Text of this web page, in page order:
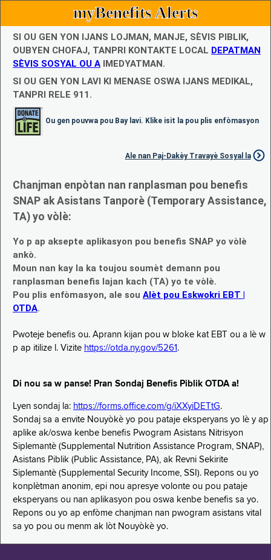
myBenefits Alerts
SI OU GEN YON IJANS LOJMAN, MANJE, SÈVIS PIBLIK,
OUBYEN CHOFAJ, TANPRI KONTAKTE LOCAL DEPATMAN
SÈVIS SOSYAL OU A IMEDYATMAN.
SI OU GEN YON LAVI KI MENASE OSWA IJANS MEDIKAL,
TANPRI RELE 911.
Ou gen pouvwa pou Bay lavi. Klike isit la pou plis enfòmasyon
Ale nan Paj-Dakèy Travayè Sosyal la
Chanjman enpòtan nan ranplasman pou benefis
SNAP ak Asistans Tanporè (Temporary Assistance,
TA) yo vòlè:
Yo p ap aksepte aplikasyon pou benefis SNAP yo vòlè
ankò.
Moun nan kay la ka toujou soumèt demann pou
ranplasman benefis lajan kach (TA) yo te vòlè.
Pou plis enfòmasyon, ale sou Alèt pou Eskwokri EBT |
OTDA.
Pwoteje benefis ou. Aprann kijan pou w bloke kat EBT ou a lè w
p ap itilize l. Vizite https://otda.ny.gov/5261 .
Di nou sa w panse! Pran Sondaj Benefis Piblik OTDA a!
Lyen sondaj la: https://forms.office.com/g/iXXyiDETtG.
Sondaj sa a envite Nouyòkè yo pou pataje eksperyans yo lè y ap
aplike ak/oswa kenbe benefis Pwogram Asistans Nitrisyon
Siplemantè (Supplemental Nutrition Assistance Program, SNAP),
Asistans Piblik (Public Assistance, PA), ak Revni Sekirite
Siplemantè (Supplemental Security Income, SSI). Repons ou yo
konplètman anonim, epi nou apresye volonte ou pou pataje
eksperyans ou nan aplikasyon pou oswa kenbe benefis sa yo.
Repons ou yo ap enfòme chanjman nan pwogram asistans vital
sa yo pou ou menm ak lòt Nouyòkè yo.